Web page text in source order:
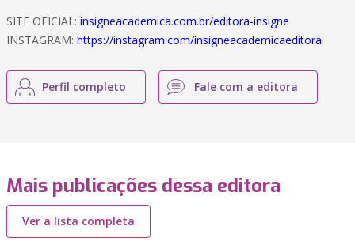
SITE OFICIAL: insigneacademica.com.br/editora-insigne
INSTAGRAM: https://instagram.com/insigneacademicaeditora
Perfil completo Fale com a editora
Mais publicações dessa editora
Ver a lista completa